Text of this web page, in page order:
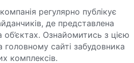
регулярно публікує
де представлена
об’єктах. Ознайомитись з цією
сайті забудовника
комплексів.